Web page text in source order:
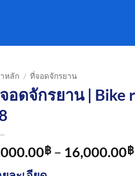
หลัก / ที่จอดจักรยาน
อดจักรยาน | Bike
฿ – 16,000.00฿